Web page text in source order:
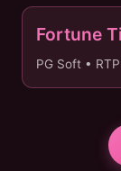
Fortune
PG Soft •